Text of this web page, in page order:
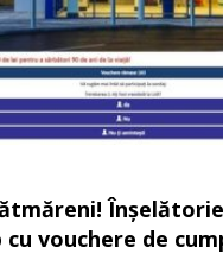
cu vouchere de